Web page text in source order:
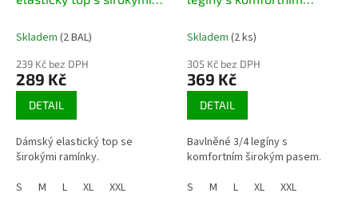
Skladem (2 BAL)
239 Kč bez DPH
289 Kč
DETAIL
Dámský elastický top se
širokými ramínky.
S
M L XL XXL
Skladem (2 ks)
305 Kč bez DPH
369 Kč
DETAIL
Bavlněné 3/4 legíny s
komfortním širokým pasem.
S
M L XL XXL